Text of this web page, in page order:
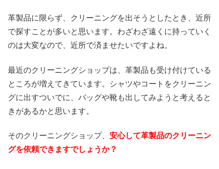
革製品に限らず、クリーニングを出そうとしたとき、近所
で探すことが多いと思います。わざわざ遠くに持っていく
のは大変なので、近所で済ませたいですよね。
最近のクリーニングショップは、革製品も受け付けている
ところが増えてきています。シャツやコートをクリーニン
グに出すついでに、バッグや靴も出してみようと考えると
きがあるかと思います。
そのクリーニングショップ、 安心して革製品のクリーニン
グを依頼できますでしょうか？